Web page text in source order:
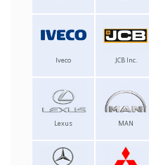
Iveco JCB Inc.
Lexus MAN